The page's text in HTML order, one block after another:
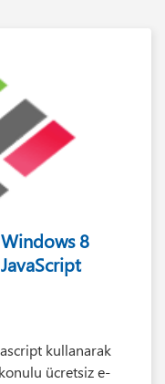
8
kullanarak
ücretsiz e-